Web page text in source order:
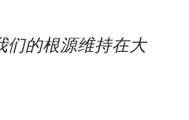
们的根源维持在大